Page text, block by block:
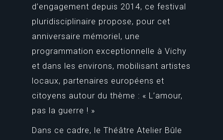
d’engagement depuis 2014, ce festival
pluridisciplinaire propose, pour cet
anniversaire mémoriel, une
programmation exceptionnelle à Vichy
et dans les environs, mobilisant artistes
locaux, partenaires européens et
citoyens autour du thème : « L’amour,
pas la guerre ! »
Dans ce cadre, le Théâtre Atelier Bûle